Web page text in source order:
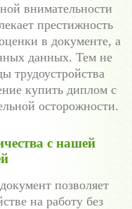
внимательности
престижность
в документе, а
данных. Тем не
трудоустройства
купить диплом с
осторожности.
с нашей
позволяет
на работу без